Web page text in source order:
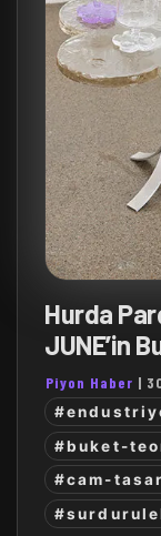
Hurda
JUNE’in
Piyon Haber |
#buket-
#cam-